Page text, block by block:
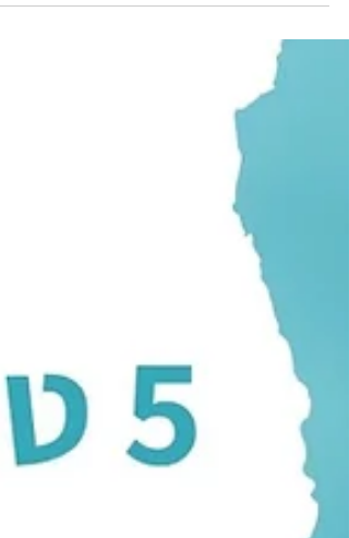
עסקים וטיפים שיעזרו לך לשמור על נוכחות גם
בתקופת החופש.